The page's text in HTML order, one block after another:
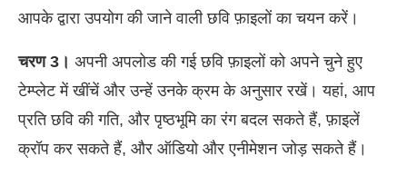
आपके द्वारा उपयोग की जाने वाली छवि फ़ाइलों का चयन करें।
चरण 3। अपनी अपलोड की गई छवि फ़ाइलों को अपने चुने हुए
टेम्प्लेट में खींचें और उन्हें उनके क्रम के अनुसार रखें। यहां, आप
प्रति छवि की गति, और पृष्ठभूमि का रंग बदल सकते हैं, फ़ाइलें
क्रॉप कर सकते हैं, और ऑडियो और एनीमेशन जोड़ सकते हैं।